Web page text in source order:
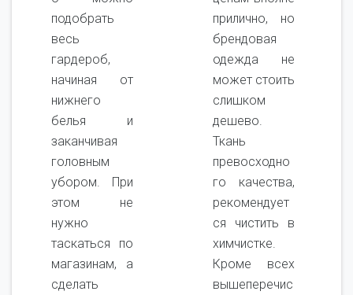
подобрать
весь
гардероб,
начиная от
нижнего
белья и
заканчивая
головным
убором. При
этом не
нужно
таскаться по
магазинам, а
сделать
прилично, но
брендовая
одежда не
может стоить
слишком
дешево.
Ткань
превосходно
го качества,
рекомендует
ся чистить в
химчистке.
Кроме всех
вышеперечис